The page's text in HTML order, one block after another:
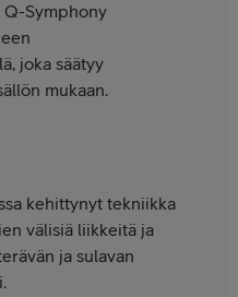
Q-Symphony
joka säätyy
mukaan.
kehittynyt tekniikka
välisiä liikkeitä ja
ja sulavan